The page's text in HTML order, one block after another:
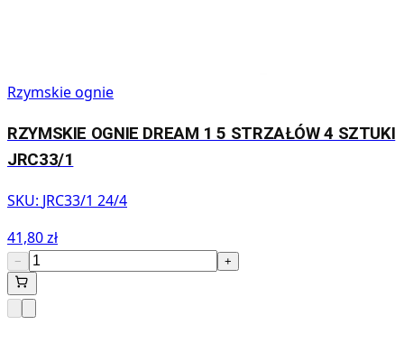
Rzymskie ognie
RZYMSKIE OGNIE DREAM 1 5 STRZAŁÓW 4 SZTUKI
JRC33/1
SKU: JRC33/1 24/4
41,80 zł
− +